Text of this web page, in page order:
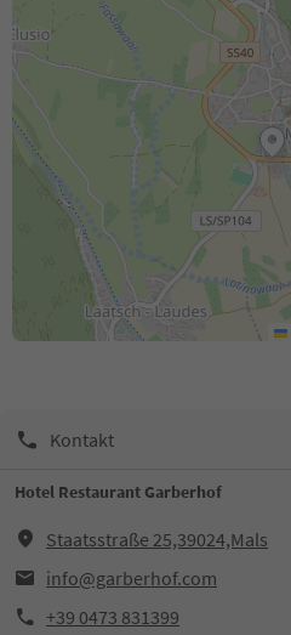
Kontakt
Hotel Restaurant Garberhof
Staatsstraße 25,39024,Mals
info@garberhof.com
+39 0473 831399